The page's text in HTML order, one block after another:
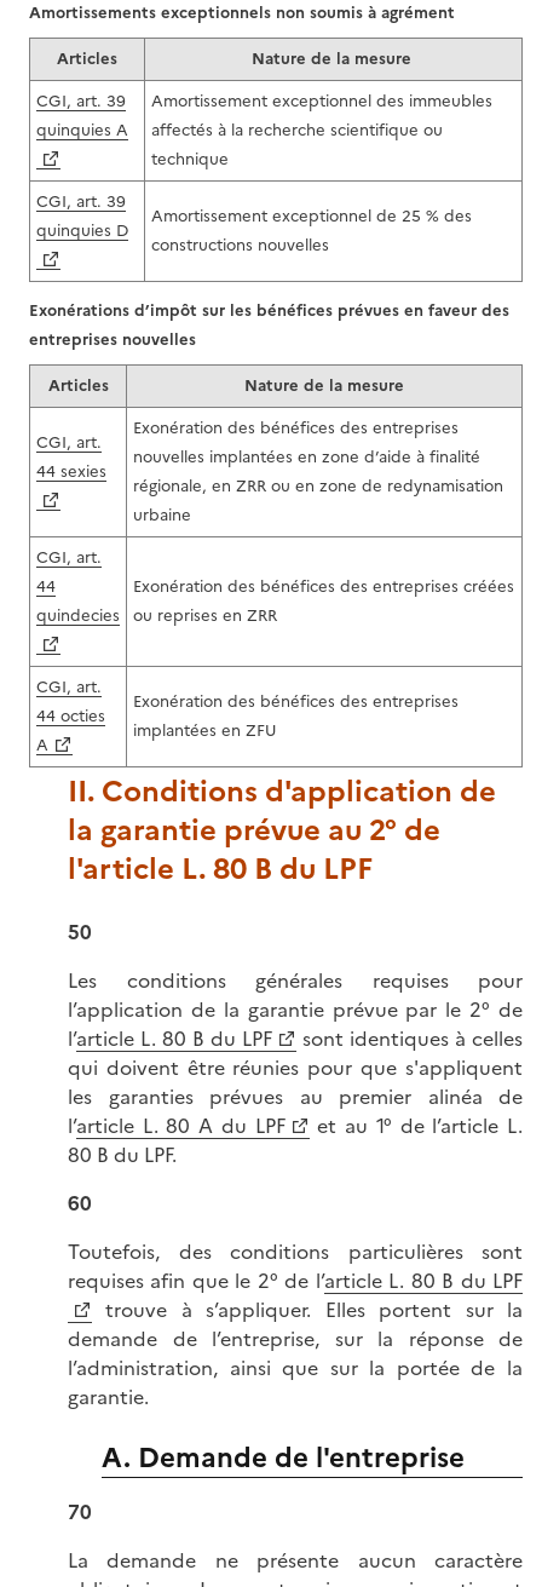
Articles
Nature de la mesure
CGI, art. 39
quinquies A
Amortissement exceptionnel des immeubles
affectés à la recherche scientifique ou
technique
CGI, art. 39
quinquies D
Amortissement exceptionnel de 25 % des
constructions nouvelles
Amortissements exceptionnels non soumis à agrément
Articles Nature de la mesure
CGI, art.
44 sexies
Exonération des bénéfices des entreprises
nouvelles implantées en zone d’aide à finalité
régionale, en ZRR ou en zone de redynamisation
urbaine
CGI, art.
44
quindecies
Exonération des bénéfices des entreprises créées
ou reprises en ZRR
CGI, art.
44 octies
A
Exonération des bénéfices des entreprises
implantées en ZFU
Exonérations d’impôt sur les bénéfices prévues en faveur des
entreprises nouvelles
II. Conditions d'application de
la garantie prévue au 2° de
l'article L. 80 B du LPF
50
Les conditions générales requises pour
l’application de la garantie prévue par le 2° de
l’article L. 80 B du LPF
sont identiques à celles
qui doivent être réunies pour que s'appliquent
les garanties prévues au premier alinéa de
l’article L. 80 A du LPF
et au 1° de l’article L.
80 B du LPF.
60
Toutefois, des conditions particulières sont
requises afin que le 2° de l’article L. 80 B du LPF
trouve à s’appliquer. Elles portent sur la
demande de l’entreprise, sur la réponse de
l’administration, ainsi que sur la portée de la
garantie.
A. Demande de l'entreprise
70
La demande ne présente aucun caractère